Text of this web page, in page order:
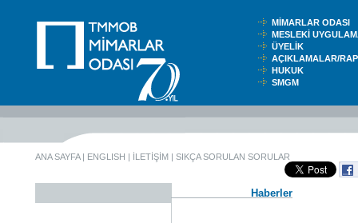
MİMARLAR ODASI
MESLEKİ
ÜYELİK
AÇIKLAMALAR/
HUKUK
SMGM
ANA SAYFA| ENGLISH | İLETİŞİM | SIKÇA SORULAN SORULAR
Haberler